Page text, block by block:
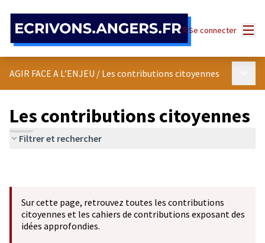
Se connecter
AGIR FACE A L’ENJEU / Les contributions citoyennes
Les contributions citoyennes
Filtrer et rechercher
Sur cette page, retrouvez toutes les contributions
citoyennes et les cahiers de contributions exposant des
idées approfondies.